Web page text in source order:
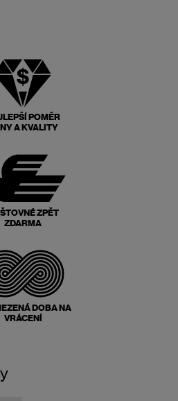
POMĚR
A KVALITY
ZPĚT
ZDARMA
DOBA NA
VRÁCENÍ